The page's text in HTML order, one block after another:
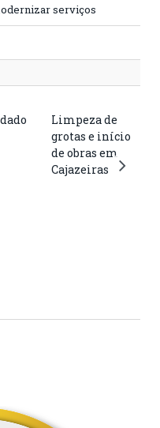
serviços
Limpeza de
grotas e início
de obras em
Cajazeiras